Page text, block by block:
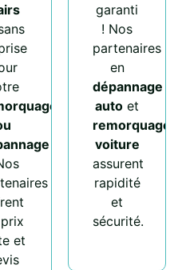
et
garanti
! Nos
partenaires
en
dépannage
auto et
remorquage
voiture
assurent
rapidité
et
sécurité.